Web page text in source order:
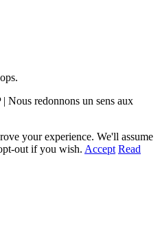
redonnons un sens aux
your experience. We'll assume
out if you wish. Accept Read